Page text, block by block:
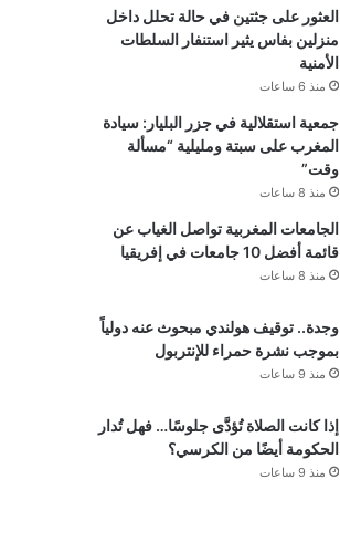
العثور على جثتين في حالة تحلل داخل
منزلين بفاس يثير استنفار السلطات
الأمنية
منذ 6 ساعات
جمعية استقلالية في جزر البليار: سيادة
المغرب على سبتة ومليلية “مسألة
وقت”
منذ 8 ساعات
الجامعات المغربية تواصل الغياب عن
قائمة أفضل 10 جامعات في إفريقيا
منذ 8 ساعات
وجدة.. توقيف هولندي مبحوث عنه دولياً
بموجب نشرة حمراء للإنتربول
منذ 9 ساعات
إذا كانت الصلاة تُؤدَّى جلوسًا… فهل تُدار
الحكومة أيضًا من الكرسي؟
منذ 9 ساعات